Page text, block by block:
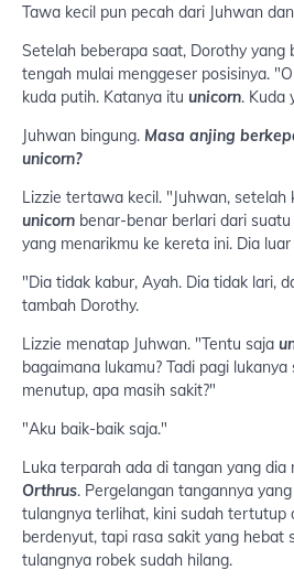
Tawa kecil pun pecah dari Juhwan
Setelah beberapa saat, Dorothy yang
tengah mulai menggeser posisinya.
kuda putih. Katanya itu unicorn. Kuda
Juhwan bingung. Masa anjing
unicorn?
Lizzie tertawa kecil. "Juhwan, setelah
unicorn benar-benar berlari dari
yang menarikmu ke kereta ini. Dia
"Dia tidak kabur, Ayah. Dia tidak lari,
tambah Dorothy.
Lizzie menatap Juhwan. "Tentu saja
bagaimana lukamu? Tadi pagi
menutup, apa masih sakit?"
"Aku baik-baik saja."
Luka terparah ada di tangan yang dia
Orthrus. Pergelangan tangannya
tulangnya terlihat, kini sudah tertutup
berdenyut, tapi rasa sakit yang hebat
tulangnya robek sudah hilang.